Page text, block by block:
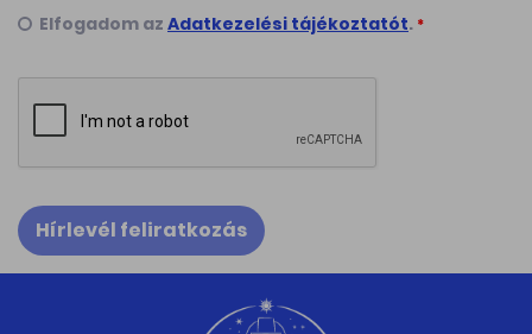
Elfogadom az Adatkezelési tájékoztatót. *
Hírlevél feliratkozás